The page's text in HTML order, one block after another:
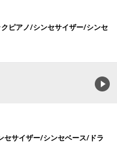
ピアノ/シンセサイザー/シンセ
セサイザー/シンセベース/ドラ